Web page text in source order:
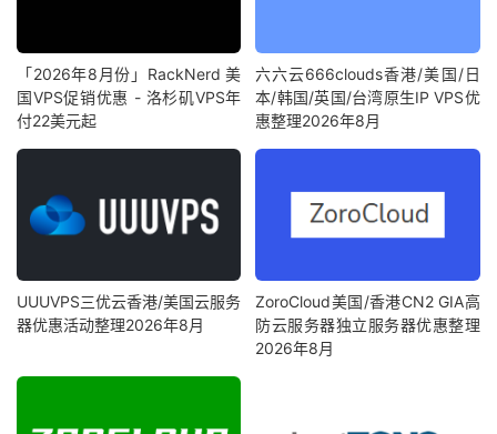
「2026年8月份」RackNerd 美
国VPS促销优惠 - 洛杉矶VPS年
付22美元起
六六云666clouds香港/美国/日
本/韩国/英国/台湾原生IP VPS优
惠整理2026年8月
UUUVPS三优云香港/美国云服务
器优惠活动整理2026年8月
ZoroCloud美国/香港CN2 GIA高
防云服务器独立服务器优惠整理
2026年8月